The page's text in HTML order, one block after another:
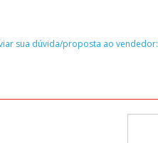
sua dúvida/proposta ao vendedor: